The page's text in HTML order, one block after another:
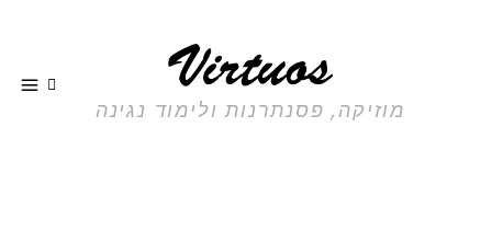
מוזיקה, פסנתרנות ולימוד נגינה